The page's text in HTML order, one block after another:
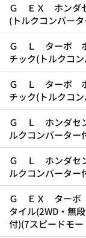
Ｇ ＥＸ ホンダセ
(トルクコンバー
Ｇ Ｌ ターボ ホ
チック(トルクコ
Ｇ Ｌ ターボ ホ
チック(トルクコ
Ｇ Ｌ ホンダセン
ルクコンバーター
Ｇ Ｌ ホンダセン
ルクコンバーター
Ｇ ＥＸ ターボ
タイル(2WD・無
付)(7スピードモ